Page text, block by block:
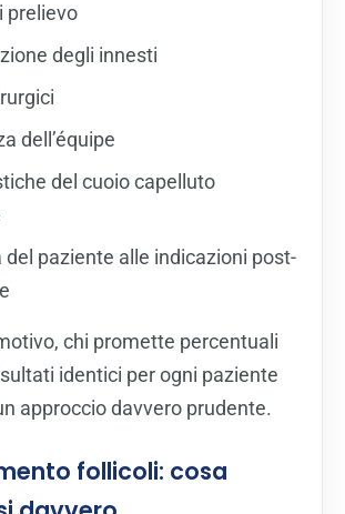
prelievo
degli innesti
dell’équipe
del cuoio capelluto
del paziente alle indicazioni post-
chi promette percentuali
identici per ogni paziente
approccio davvero prudente.
follicoli: cosa